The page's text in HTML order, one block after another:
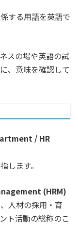
する用語を英語で
スの場や英語の試
、意味を確認して
/ HR
します。
(HRM)
人材の採用・育
ト活動の総称のこ